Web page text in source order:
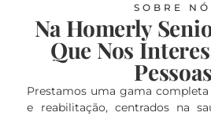
SOBRE
Na Homerly
Que Nos
Prestamos uma gama completa
e reabilitação, centrados na